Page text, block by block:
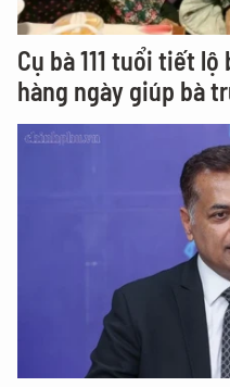
Cụ bà 111 tuổi tiết
hàng ngày giúp bà